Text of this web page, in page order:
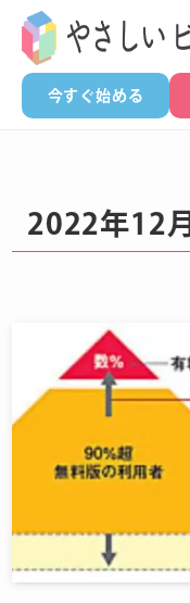
今すぐ始める
2022年12月